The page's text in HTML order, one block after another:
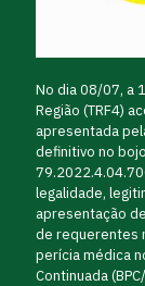
No dia 08/07, a
Região (TRF4)
apresentada
definitivo no
legalidade,
apresentação
de requerentes
perícia médica
Continuada